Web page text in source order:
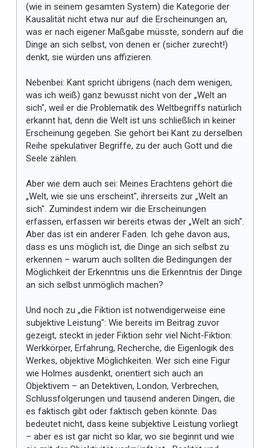
(wie in seinem gesamten System) die Kategorie der
Kausalität nicht etwa nur auf die Erscheinungen an,
was er nach eigener Maßgabe müsste, sondern auf die
Dinge an sich selbst, von denen er (sicher zurecht!)
denkt, sie würden uns affizieren.
Nebenbei: Kant spricht übrigens (nach dem wenigen,
was ich weiß) ganz bewusst nicht von der „Welt an
sich", weil er die Problematik des Weltbegriffs natürlich
erkannt hat, denn die Welt ist uns schließlich in keiner
Erscheinung gegeben. Sie gehört bei Kant zu derselben
Reihe spekulativer Begriffe, zu der auch Gott und die
Seele zählen.
Aber wie dem auch sei: Meines Erachtens gehört die
„Welt, wie sie uns erscheint", ihrerseits zur „Welt an
sich". Zumindest indem wir die Erscheinungen
erfassen, erfassen wir bereits etwas der „Welt an sich".
Aber das ist ein anderer Faden. Ich gehe davon aus,
dass es uns möglich ist, die Dinge an sich selbst zu
erkennen – warum auch sollten die Bedingungen der
Möglichkeit der Erkenntnis uns die Erkenntnis der Dinge
an sich selbst unmöglich machen?
Und noch zu „die Fiktion ist notwendigerweise eine
subjektive Leistung": Wie bereits im Beitrag zuvor
gezeigt, steckt in jeder Fiktion sehr viel Nicht-Fiktion:
Werkkörper, Erfahrung, Recherche, die Eigenlogik des
Werkes, objektive Möglichkeiten. Wer sich eine Figur
wie Holmes ausdenkt, orientiert sich auch an
Objektivem – an Detektiven, London, Verbrechen,
Schlussfolgerungen und tausend anderen Dingen, die
es faktisch gibt oder faktisch geben könnte. Das
bedeutet nicht, dass keine subjektive Leistung vorliegt
– aber es ist gar nicht so klar, wo sie beginnt und wie